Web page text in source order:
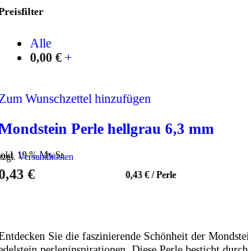
Alle
0,00 € +
Wunschzettel hinzufügen
Perle hellgrau 6,3 mm
19 % MwSt.
Versandkosten
€ 0,43 €/Perle
Sie die faszinierende Schönheit der